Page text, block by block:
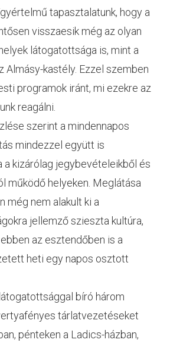
tapasztalatunk, hogy a
visszaesik még az olyan
látogatottsága is, mint a
Almásy-kastély. Ezzel szemben
programok iránt, mi ezekre az
reagálni.
szerint a mindennapos
mindezzel együtt is
a kizárólag jegybevételeikből és
működő helyeken. Meglátása
még nem alakult ki a
jellemző szieszta kultúra,
az esztendőben is a
heti egy napos osztott
bíró három
tárlatvezetéseket
pénteken a Ladics-házban,